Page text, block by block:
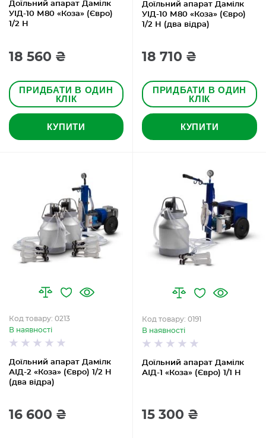
Доїльний апарат Дамілк
УІД-10 М80 «Коза» (Євро)
1/2 Н
18 560 ₴
ПРИДБАТИ В ОДИН
КЛІК
КУПИТИ
Доїльний апарат Дамілк
УІД-10 М80 «Коза» (Євро)
1/2 Н (два відра)
18 710 ₴
ПРИДБАТИ В ОДИН
КЛІК
КУПИТИ
Доїльний апарат Дамілк
АІД-2 «Коза» (Євро) 1/2 Н
(два відра)
Код товару: 0213
В наявності
16 600 ₴
Доїльний апарат Дамілк
АІД-1 «Коза» (Євро) 1/1 Н
Код товару: 0191
В наявності
15 300 ₴